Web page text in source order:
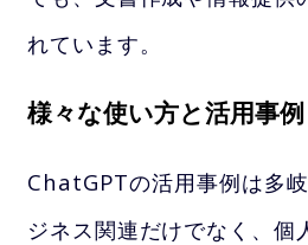
れています。
様々な使い方と活用事例
ChatGPTの活用事例は多
ジネス関連だけでなく、個